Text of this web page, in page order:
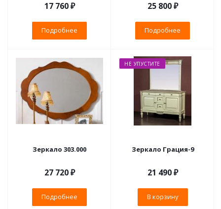
17 760 ₽
Подробнее
25 800 ₽
Подробнее
Зеркало 303.000
27 720 ₽
Подробнее
НЕ УПУСТИТЕ
Зеркало Грация-9
21 490₽
В корзину